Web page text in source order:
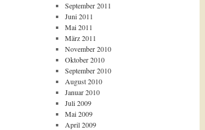
September 2011
Juni 2011
Mai 2011
März 2011
November 2010
Oktober 2010
September 2010
August 2010
Januar 2010
Juli 2009
Mai 2009
April 2009